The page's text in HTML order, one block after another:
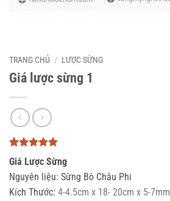
TRANG CHỦ / LƯỢC SỪNG
Giá lược sừng 1
5trên 5
dựa trên
3
đánh giá
Giá Lược Sừng
Nguyên liệu: Sừng Bò Châu Phi
Kích Thước: 4-4.5cm x 18- 20cm x 5-7mm